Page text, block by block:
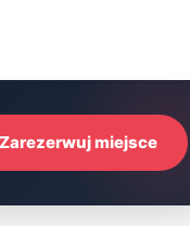
Zarezerwuj miejsce